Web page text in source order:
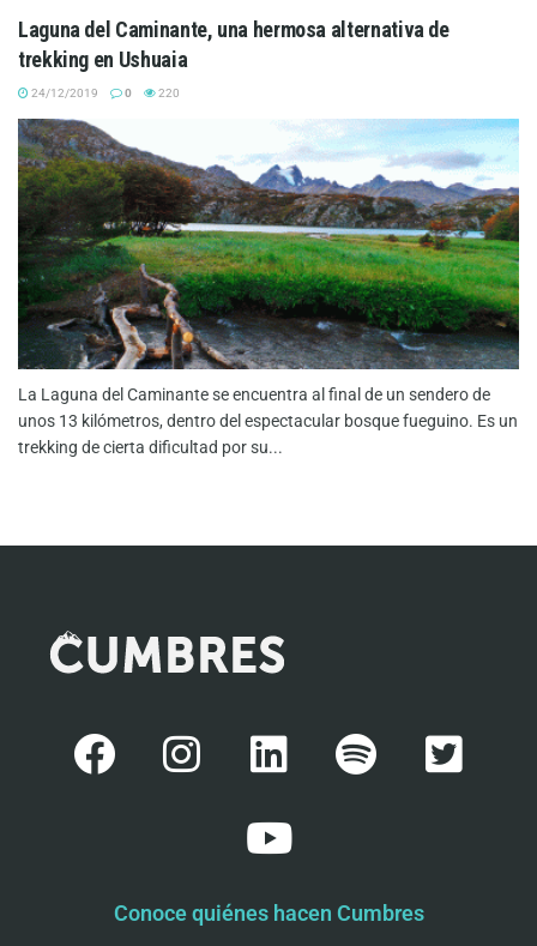
Laguna del Caminante, una hermosa alternativa de
trekking en Ushuaia
24/12/2019 0 220
La Laguna del Caminante se encuentra al final de un sendero de
unos 13 kilómetros, dentro del espectacular bosque fueguino. Es un
trekking de cierta dificultad por su...
Conoce quiénes hacen Cumbres